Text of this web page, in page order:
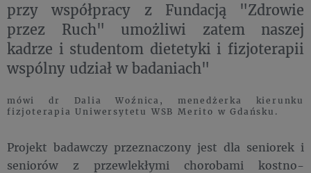
przy współpracy z Fundacją "Zdrowie
przez Ruch" umożliwi zatem naszej
kadrze i studentom dietetyki i fizjoterapii
wspólny udział w badaniach"
mówi dr Dalia Woźnica, menedżerka kierunku
fizjoterapia Uniwersytetu WSB Merito w Gdańsku.
Projekt badawczy przeznaczony jest dla seniorek i
seniorów z przewlekłymi chorobami kostno-